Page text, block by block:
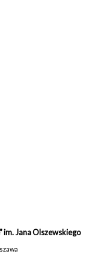
im. Jana Olszewskiego